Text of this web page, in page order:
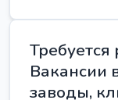
Вакансии
заводы,